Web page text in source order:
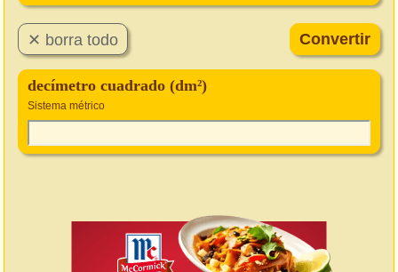
decímetro cuadrado (dm²)
Sistema métrico